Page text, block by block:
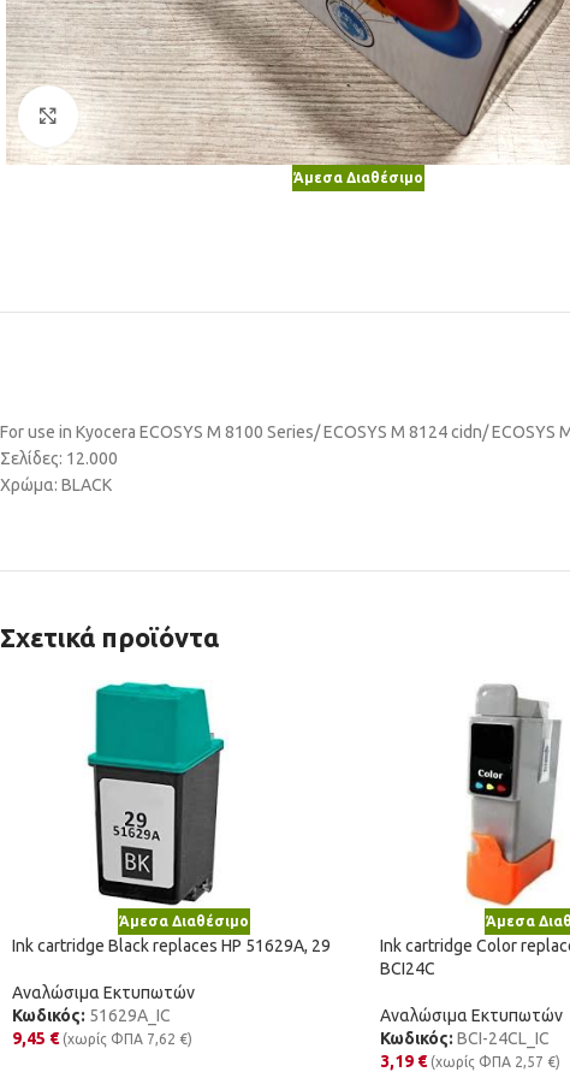
Κλικ για μεγέθυνση
Άμεσα Διαθέσιμο
For use in Kyocera ECOSYS M 8100 Series/ ECOSYS M 8124 cidn/
Σελίδες: 12.000
Χρώμα: BLACK
Σχετικά προϊόντα
Άμεσα Διαθέσιμο
Ink cartridge Black replaces HP 51629A, 29
Αναλώσιμα Εκτυπωτών
Κωδικός: 51629A_IC
9,45 € (χωρίς ΦΠΑ 7,62 €)
Άμεσα
Ink cartridge Color
BCI24C
Αναλώσιμα Εκτυπωτών
Κωδικός: BCI-24CL_IC
3,19 € (χωρίς ΦΠΑ 2,57 €)